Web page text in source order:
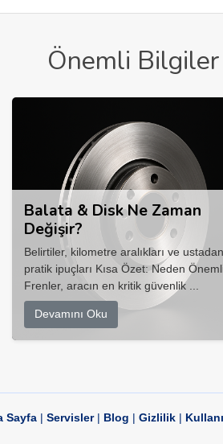
Önemli Bilgiler
Balata & Disk Ne Zaman
Değişir?
Belirtiler, kilometre aralıkları ve ustadan
pratik ipuçları Kısa Özet: Neden
Frenler, aracın en kritik güvenlik ...
Devamını Oku
Sayfa| Servisler| Blog | Gizlilik|